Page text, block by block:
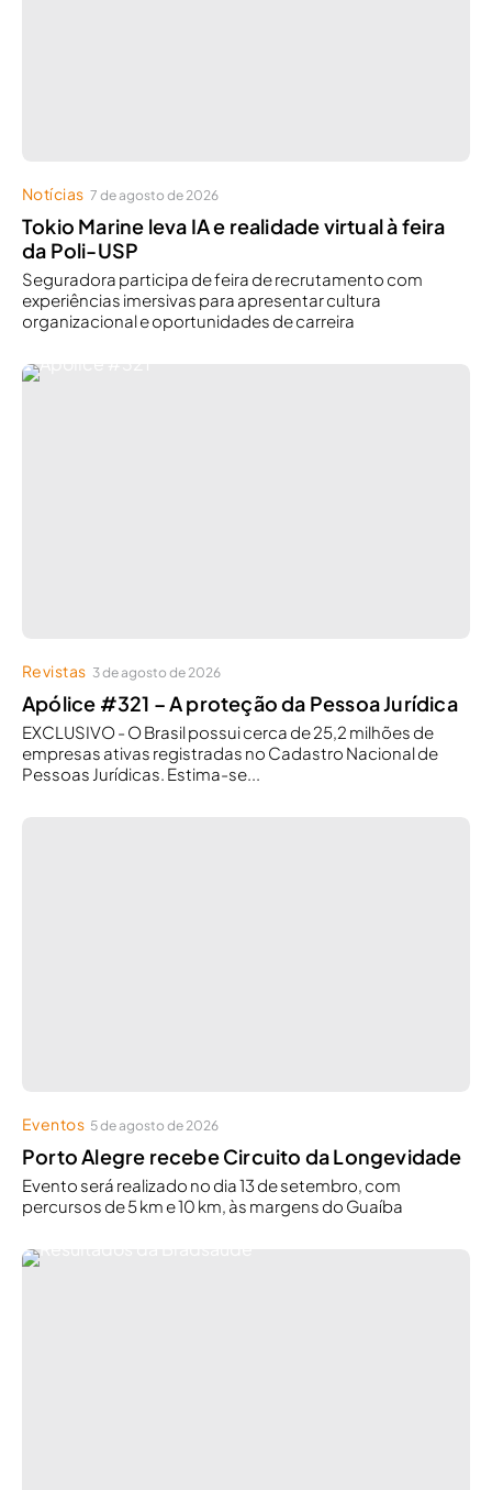
Notícias 7 de agosto de 2026
Tokio Marine leva IA e realidade virtual à feira
da Poli-USP
Seguradora participa de feira de recrutamento com
experiências imersivas para apresentar cultura
organizacional e oportunidades de carreira
Revistas 3 de agosto de 2026
Apólice #321 – A proteção da Pessoa Jurídica
EXCLUSIVO - O Brasil possui cerca de 25,2 milhões de
empresas ativas registradas no Cadastro Nacional de
Pessoas Jurídicas. Estima-se...
Eventos 5 de agosto de 2026
Porto Alegre recebe Circuito da Longevidade
Evento será realizado no dia 13 de setembro, com
percursos de 5 km e 10 km, às margens do Guaíba